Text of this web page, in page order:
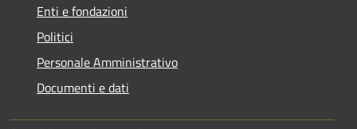
Enti e fondazioni
Politici
Personale Amministrativo
Documenti e dati